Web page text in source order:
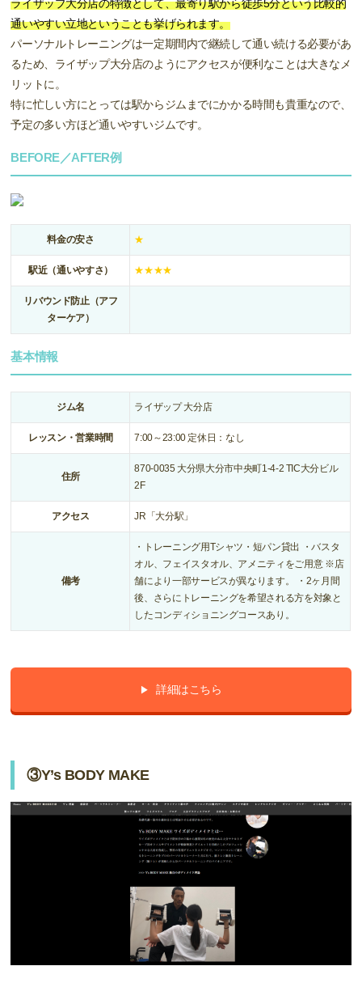
ライザップ大分店の特徴として、最寄り駅から徒歩5分という比較的
通いやすい立地ということも挙げられます。
パーソナルトレーニングは一定期間内で継続して通い続ける必要があ
るため、ライザップ大分店のようにアクセスが便利なことは大きなメ
リットに。
特に忙しい方にとっては駅からジムまでにかかる時間も貴重なので、
予定の多い方ほど通いやすいジムです。
BEFORE／AFTER例
料金の安さ ★
駅近（通いやすさ） ★★★★
リバウンド防止（アフ
ターケア）
基本情報
ジム名 ライザップ 大分店
レッスン・営業時間 7:00～23:00 定休日：なし
住所
870-0035 大分県大分市中央町1-4-2 TIC大分ビル
2F
アクセス JR「大分駅」
備考
・トレーニング用Tシャツ・短パン貸出 ・バスタ
オル、フェイスタオル、アメニティをご用意 ※店
舗により一部サービスが異なります。 ・2ヶ月間
後、さらにトレーニングを希望される方を対象と
したコンディショニングコースあり。
詳細はこちら
③Y’s BODY MAKE